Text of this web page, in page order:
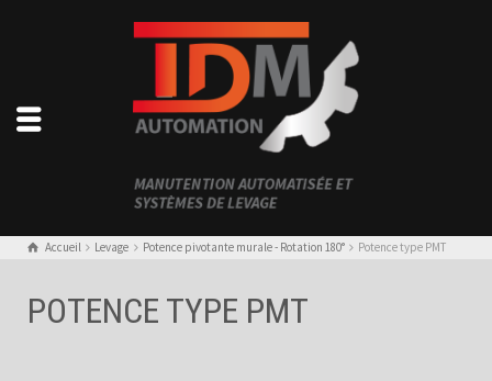
Accueil Levage Potence pivotante murale - Rotation 180° Potence type PMT
POTENCE TYPE PMT